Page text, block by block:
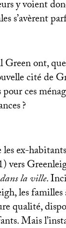
y voient
s’avèrent
ont,
cité de
ces
?
les ex-
vers
la ville.
les
qualité,
Mais